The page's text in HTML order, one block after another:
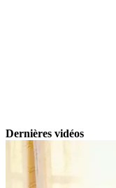
Dernières vidéos